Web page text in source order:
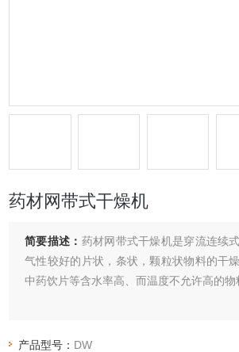
药材网带式干燥机
简要描述： 药材网带式干燥机是穿流连续
气性较好的片状，条状，颗粒状物料的干
中药饮片等含水率高、而温度不允许高的物
产品型号： DW